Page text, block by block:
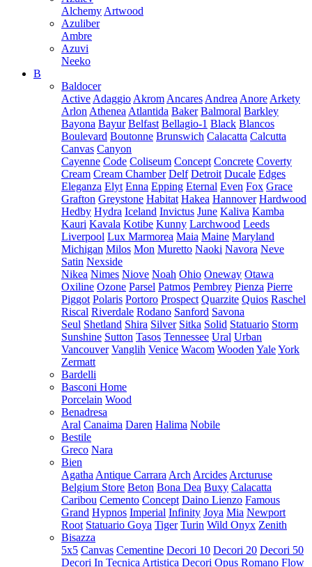
Alchemy Artwood
Azuliber
Ambre
Azuvi
Neeko
B
Baldocer
Active Adaggio Akrom Ancares Andrea Anore Arkety
Arlon Athenea Atlantida Baker Balmoral Barkley
Bayona Bayur Belfast Bellagio-1 Black Blancos
Boulevard Boutonne Brunswich Calacatta Calcutta
Canvas Canyon
Cayenne Code Coliseum Concept Concrete Coverty
Cream Cream Chamber Delf Detroit Ducale Edges
Eleganza Elyt Enna Epping Eternal Even Fox Grace
Grafton Greystone Habitat Hakea Hannover Hardwood
Hedby Hydra Iceland Invictus June Kaliva Kamba
Kauri Kavala Kotibe Kunny Larchwood Leeds
Liverpool Lux Marmorea Maia Maine Maryland
Michigan Milos Mon Muretto Naoki Navora Neve
Satin Nexside
Nikea Nimes Niove Noah Ohio Oneway Otawa
Oxiline Ozone Parsel Patmos Pembrey Pienza Pierre
Piggot Polaris Portoro Prospect Quarzite Quios Raschel
Riscal Riverdale Rodano Sanford Savona
Seul Shetland Shira Silver Sitka Solid Statuario Storm
Sunshine Sutton Tasos Tennessee Ural Urban
Vancouver Vanglih Venice Wacom Wooden YaleYork
Zermatt
Bardelli
Basconi Home
Porcelain Wood
Benadresa
Aral Canaima Daren Halima Nobile
Bestile
Greco Nara
Bien
Agatha Antique Carrara Arch Arcides Arcturuse
Belgium Store Beton Bona Dea Buxy Calacatta
Caribou Cemento Concept Daino Lienzo Famous
Grand Hypnos Imperial Infinity Joya Mia Newport
Root Statuario Goya Tiger Turin Wild Onyx Zenith
Bisazza
5x5 Canvas Cementine Decori 10 Decori 20 Decori 50
Decori In Tecnica Artistica Decori Opus Romano Flow